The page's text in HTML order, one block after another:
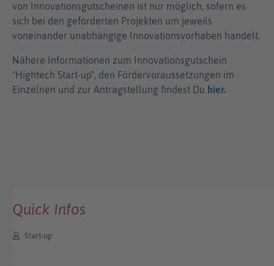
von Innovationsgutscheinen ist nur möglich, sofern es
sich bei den geförderten Projekten um jeweils
voneinander unabhängige Innovationsvorhaben handelt.
Nähere Informationen zum Innovationsgutschein
"Hightech Start-up", den Fördervoraussetzungen im
Einzelnen und zur Antragstellung findest Du hier.
Quick Infos
Start-up